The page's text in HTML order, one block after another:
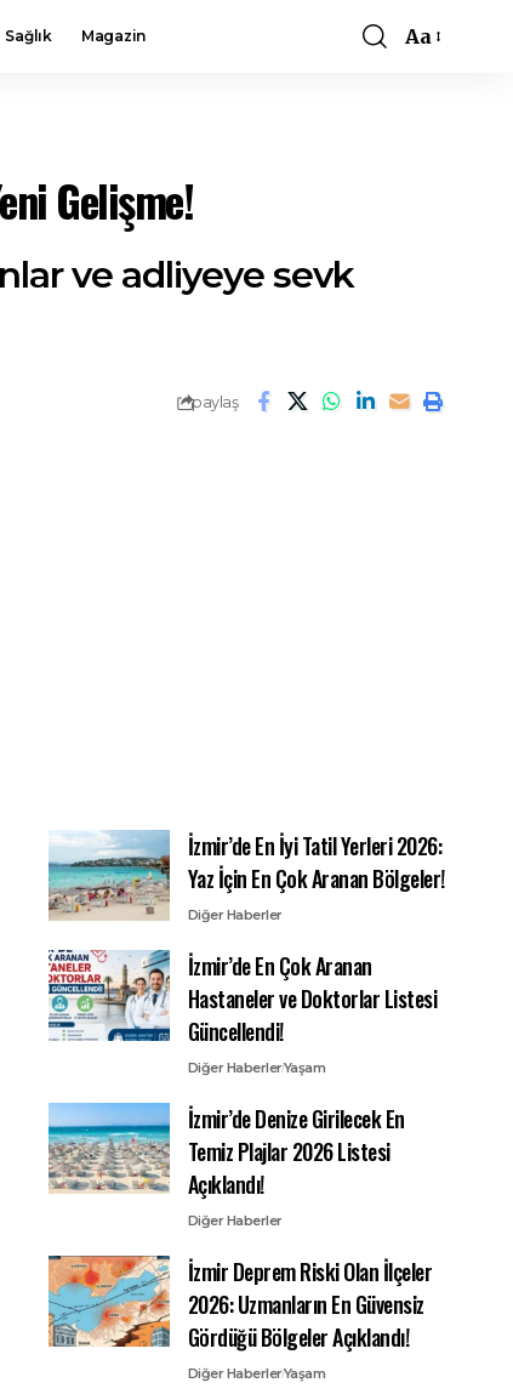
Sağlık Magazin
Font
Aa
Gelişme!
ve adliyeye sevk
paylaş
İzmir’de En İyi Tatil Yerleri 2026:
Yaz İçin En Çok Aranan Bölgeler!
Diğer Haberler
İzmir’de En Çok Aranan
Hastaneler ve Doktorlar Listesi
Güncellendi!
Diğer HaberlerYaşam
İzmir’de Denize Girilecek En
Temiz Plajlar 2026 Listesi
Açıklandı!
Diğer Haberler
İzmir Deprem Riski Olan İlçeler
2026: Uzmanların En Güvensiz
Gördüğü Bölgeler Açıklandı!
Diğer HaberlerYaşam